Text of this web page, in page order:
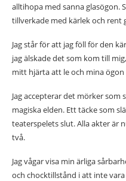
alltihopa med sanna glasögon.
tillverkade med kärlek och rent
Jag står för att jag föll för den
jag älskade det som kom till
mitt hjärta att le och mina
Jag accepterar det mörker
magiska elden. Ett täcke som
teaterspelets slut. Alla akter är
två.
Jag vågar visa min ärliga
och chocktillstånd i att inte